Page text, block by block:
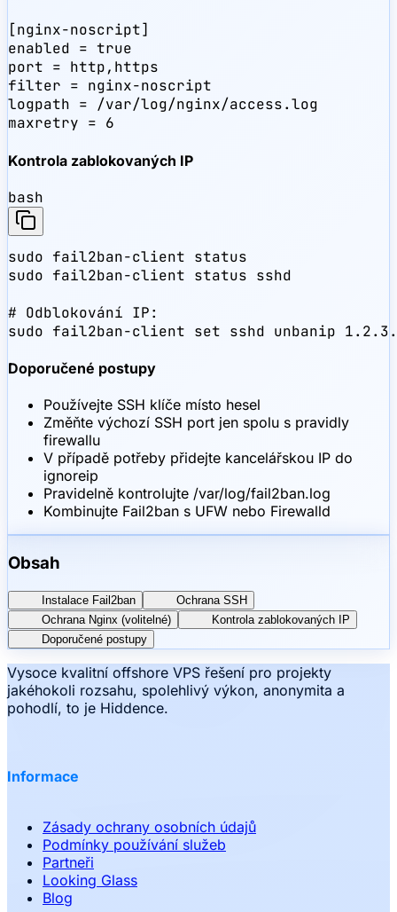
[nginx-noscript]
enabled = true
port = http,https
filter = nginx-noscript
logpath = /var/log/nginx/access.log
maxretry = 6
Kontrola zablokovaných IP
bash
sudo fail2ban-client status
sudo fail2ban-client status sshd
# Odblokování IP:
sudo fail2ban-client set sshd unbanip
Doporučené postupy
Používejte SSH klíče místo hesel
Změňte výchozí SSH port jen spolu s pravidly
firewallu
V případě potřeby přidejte kancelářskou IP do
ignoreip
Pravidelně kontrolujte /var/log/fail2ban.log
Kombinujte Fail2ban s UFW nebo Firewalld
Obsah
Instalace Fail2ban
Ochrana SSH
Ochrana Nginx (volitelné)
Kontrola zablokovaných IP
Doporučené postupy
Vysoce kvalitní offshore VPS řešení pro projekty
jakéhokoli rozsahu, spolehlivý výkon, anonymita a
pohodlí, to je Hiddence.
Informace
Zásady ochrany osobních údajů
Podmínky používání služeb
Partneři
Looking Glass
Blog